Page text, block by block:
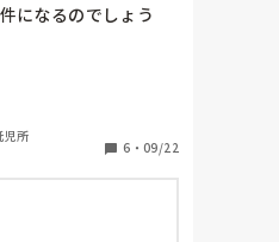
になるのでしょう
います。
で書けないのですが…
児所
6 ・ 09/22